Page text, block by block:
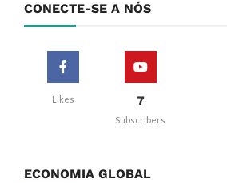
CONECTE-SE A NÓS
Likes 7
Subscribers
ECONOMIA GLOBAL